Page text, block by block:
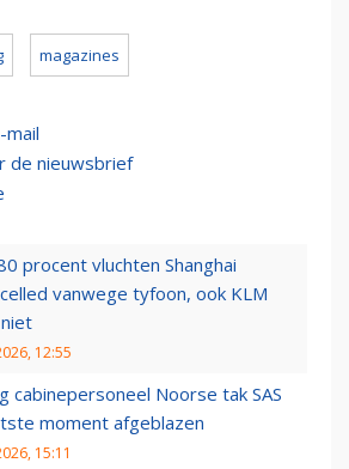
magazines
de nieuwsbrief
procent vluchten Shanghai
vanwege tyfoon, ook KLM
12:55
cabinepersoneel Noorse tak SAS
moment afgeblazen
15:11